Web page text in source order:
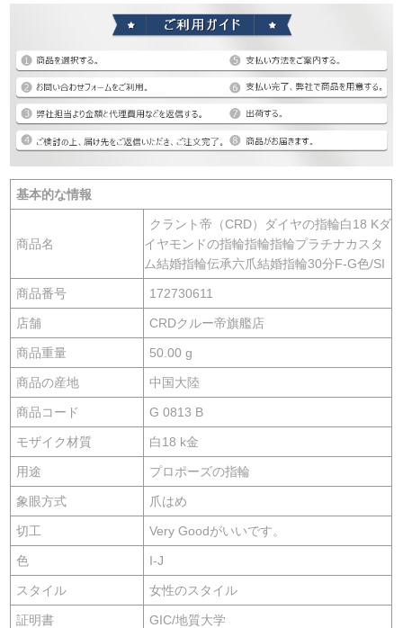
基本的な情報
商品名
クラント帝（CRD）ダイヤの指輪白18 Kダ
イヤモンドの指輪指輪指輪プラチナカスタ
ム結婚指輪伝承六爪結婚指輪30分F-G色/SI
商品番号 172730611
店舗 CRDクルー帝旗艦店
商品重量 50.00 g
商品の産地 中国大陸
商品コード G 0813 B
モザイク材質 白18 k金
用途 プロポーズの指輪
象眼方式 爪はめ
切工 Very Goodがいいです。
色 I-J
スタイル 女性のスタイル
証明書 GIC/地質大学